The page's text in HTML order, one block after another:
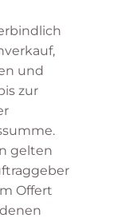
und
zur
gelten
Offert